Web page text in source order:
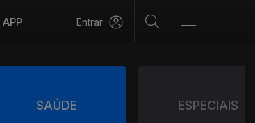
APP Entrar
SAÚDE ESPECIAIS